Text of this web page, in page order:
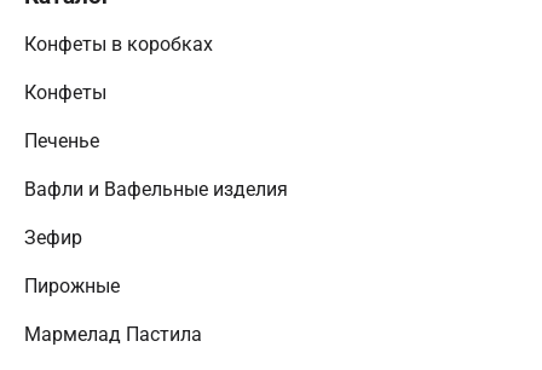
Конфеты в коробках
Конфеты
Печенье
Вафли и Вафельные изделия
Зефир
Пирожные
Мармелад Пастила